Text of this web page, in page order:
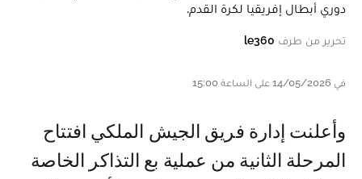
دوري أبطال إفريقيا لكرة القدم.
تحرير من طرف le360
في 14/05/2026 على الساعة 15:00
وأعلنت إدارة فريق الجيش الملكي افتتاح
المرحلة الثانية من عملية بع التذاكر الخاصة